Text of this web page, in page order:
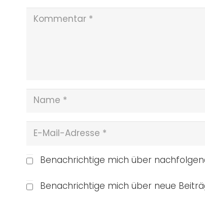
Benachrichtige mich über
Benachrichtige mich über neue